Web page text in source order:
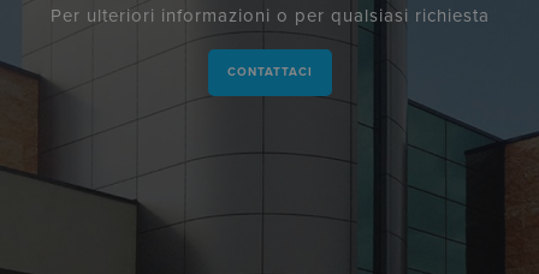
Per ulteriori informazioni o per qualsiasi richiesta
CONTATTACI